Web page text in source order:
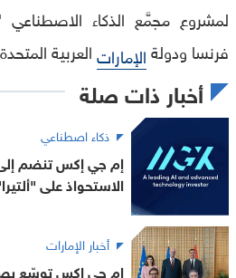
فرنسا ودولةالإماراتالعربية
أخبار ذات صلة
ذكاء اصطناعي
إم جي إكس تنضم
الاستحواذ على
أخبار الإمارات
إم جي إكس توسّع